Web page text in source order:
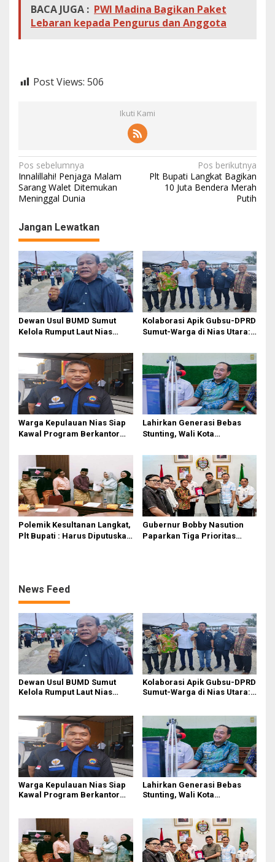
BACA JUGA : PWI Madina Bagikan Paket
Lebaran kepada Pengurus dan Anggota
Post Views: 506
Ikuti Kami
N
a
v
i
g
a
s
i
p
o
s
Pos sebelumnya
Innalillahi! Penjaga Malam
Sarang Walet Ditemukan
Meninggal Dunia
Pos berikutnya
Plt Bupati Langkat Bagikan
10 Juta Bendera Merah
Putih
Jangan Lewatkan
Dewan Usul BUMD Sumut
Kelola Rumput Laut Nias
Kolaborasi Apik Gubsu-DPRD
Sumut-Warga di Nias Utara:
Akhirnya Diperbaiki
Warga Kepulauan Nias Siap
Kawal Program Berkantor
Lahirkan Generasi Bebas
Stunting, Wali Kota
Optimalisasi SP3 Catin
Polemik Kesultanan Langkat,
Plt Bupati : Harus Diputuskan
Gubernur Bobby Nasution
Paparkan Tiga Prioritas
News Feed
Dewan Usul BUMD Sumut
Kelola Rumput Laut Nias
Kolaborasi Apik Gubsu-DPRD
Sumut-Warga di Nias Utara:
Warga Kepulauan Nias Siap
Kawal Program Berkantor
Lahirkan Generasi Bebas
Stunting, Wali Kota